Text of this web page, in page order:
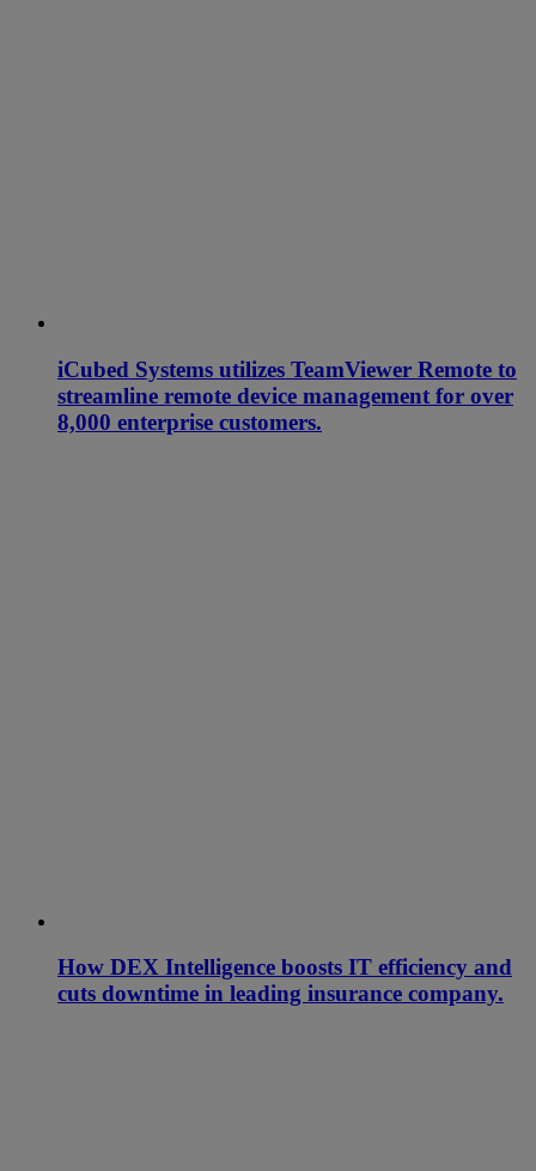
iCubed Systems utilizes TeamViewer Remote to
streamline remote device management for over
8,000 enterprise customers.
How DEX Intelligence boosts IT efficiency and
cuts downtime in leading insurance company.